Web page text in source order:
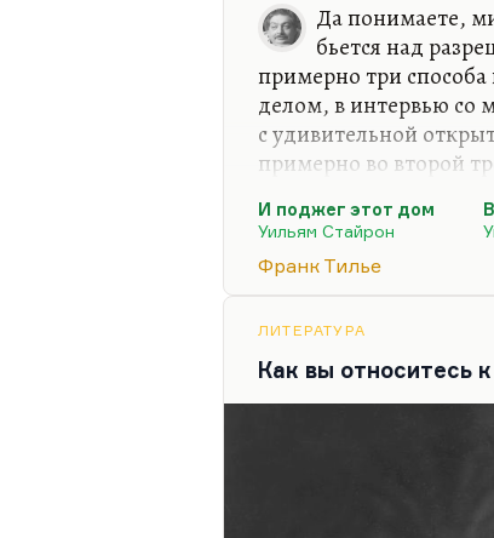
Да понимаете,
бьется над
примерно три
делом, в интервью со
с удивительной
примерно во второй
разрешиться и
«Как мы
победить главного
просто ничего не понять»
или…
И поджег этот дом
Уильям Стайрон
Франк Тилье
ЛИТЕРАТУРА
Как вы относитесь